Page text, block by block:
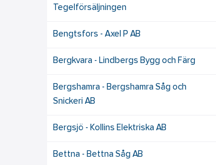
Tegelförsäljningen
Bengtsfors - Axel P AB
Bergkvara - Lindbergs Bygg och Färg
Bergshamra - Bergshamra Såg och
Snickeri AB
Bergsjö - Kollins Elektriska AB
Bettna - Bettna Såg AB